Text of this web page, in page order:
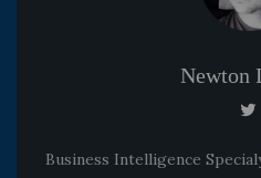
Newton
Business Intelligence